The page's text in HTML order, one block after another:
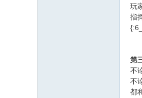
玩
指
第
不
不
都